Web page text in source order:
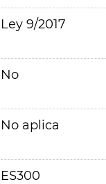
Ley 9/2017
No
No aplica
ES300